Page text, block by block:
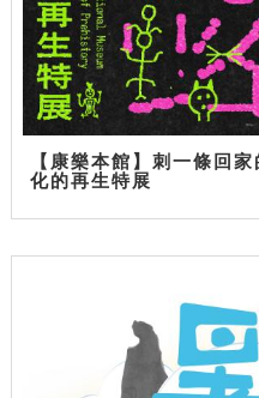
【康樂本館】刺一條回
化的再生特展